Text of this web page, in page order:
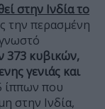
στην Ινδία το
την περασμένη
373 κυβικών,
γενιάς και
ίππων που
στην Ινδία,